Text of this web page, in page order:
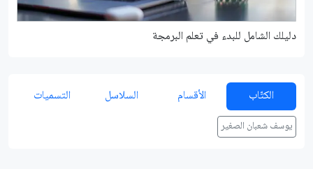
دليلك الشامل للبدء في تعلم البرمجة
الكتّاب الأقسام السلاسل التسميات
يوسف شعبان الصغير